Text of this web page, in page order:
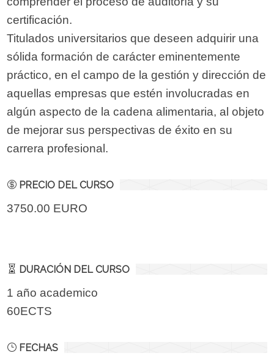
certificación.
Titulados universitarios que deseen adquirir una
sólida formación de carácter eminentemente
práctico, en el campo de la gestión y dirección de
aquellas empresas que estén involucradas en
algún aspecto de la cadena alimentaria, al objeto
de mejorar sus perspectivas de éxito en su
carrera profesional.
PRECIO DEL CURSO
3750.00 EURO
DURACIÓN DEL CURSO
1 año academico
60ECTS
FECHAS